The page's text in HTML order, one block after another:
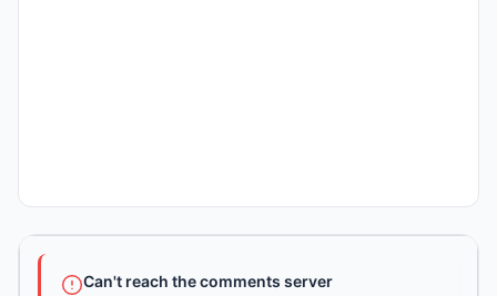
Can't reach the comments server